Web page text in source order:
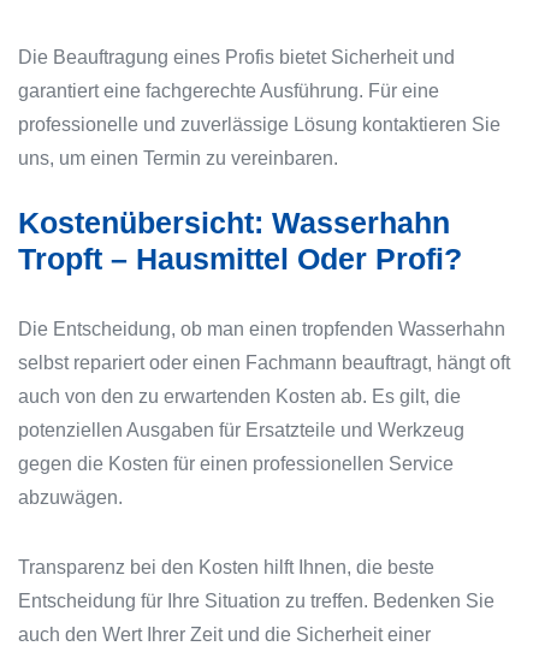
Die Beauftragung eines Profis bietet Sicherheit und
garantiert eine fachgerechte Ausführung. Für eine
professionelle und zuverlässige Lösung kontaktieren Sie
uns, um einen Termin zu vereinbaren.
Kostenübersicht: Wasserhahn
Tropft – Hausmittel Oder Profi?
Die Entscheidung, ob man einen tropfenden Wasserhahn
selbst repariert oder einen Fachmann beauftragt, hängt oft
auch von den zu erwartenden Kosten ab. Es gilt, die
potenziellen Ausgaben für Ersatzteile und Werkzeug
gegen die Kosten für einen professionellen Service
abzuwägen.
Transparenz bei den Kosten hilft Ihnen, die beste
Entscheidung für Ihre Situation zu treffen. Bedenken Sie
auch den Wert Ihrer Zeit und die Sicherheit einer